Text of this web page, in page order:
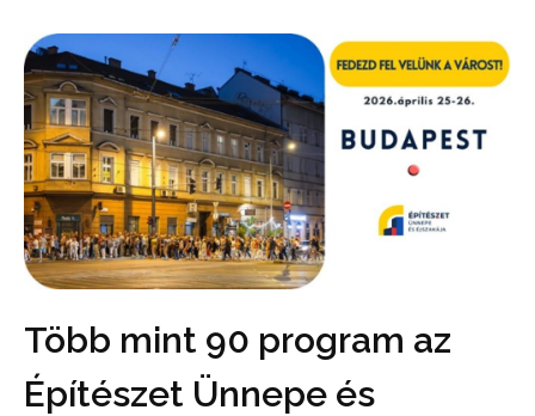
Több mint 90 program az
Építészet Ünnepe és